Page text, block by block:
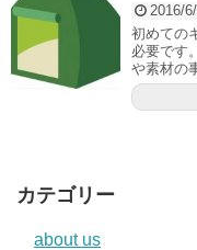
2016/
初めての
必要です
や素材の
カテゴリー
about us